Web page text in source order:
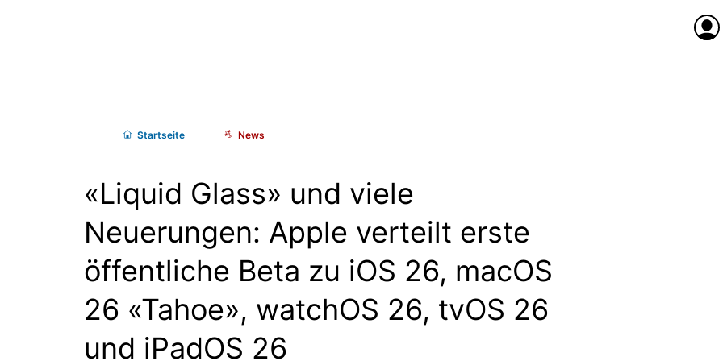
Startseite News
«Liquid Glass» und viele
Neuerungen: Apple verteilt erste
öffentliche Beta zu iOS 26, macOS
26 «Tahoe», watchOS 26, tvOS 26
und iPadOS 26